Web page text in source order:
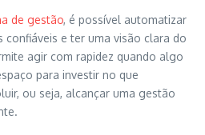
de gestão, é possível automatizar
e ter uma visão clara do
agir com rapidez quando algo
para investir no que
ou seja, alcançar uma gestão